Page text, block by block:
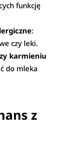
funkcję
:
czy leki.
karmieniu
do mleka
z